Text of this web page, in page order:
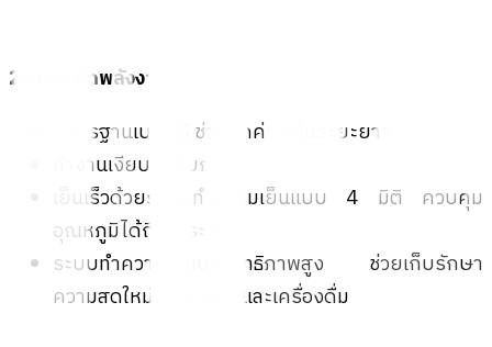
2. ประหยัดพลังงาน
มาตรฐานเบอร์ 5 ช่วยลดค่าไฟในระยะยาว
ทำงานเงียบ ไม่รบกวน
เย็นเร็วด้วยระบบทำความเย็นแบบ 4 มิติ ควบคุม
อุณหภูมิได้ถึง 7 ระดับ
ระบบทำความเย็นประสิทธิภาพสูง ช่วยเก็บรักษา
ความสดใหม่ของอาหารและเครื่องดื่ม